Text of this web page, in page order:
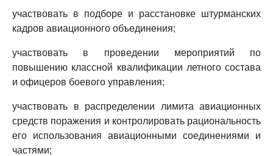
участвовать в подборе и расстановке штурманских
кадров авиационного объединения;
участвовать в проведении мероприятий по
повышению классной квалификации летного состава
и офицеров боевого управления;
участвовать в распределении лимита авиационных
средств поражения и контролировать рациональность
его использования авиационными соединениями и
частями;